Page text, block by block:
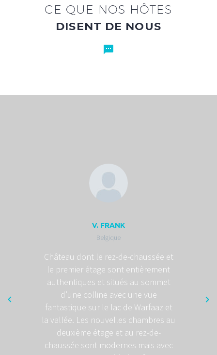
CE QUE NOS HÔTES
DISENT DE NOUS


V. FRANK
Belgique
Château dont le rez-de-chaussée et
le premier étage sont entièrement
authentiques et situés au sommet
d’une colline avec une vue
fantastique sur le lac de Warfaaz et
la vallée. Les nouvelles chambres au
deuxième étage et au rez-de-
chaussée sont modernes mais avec